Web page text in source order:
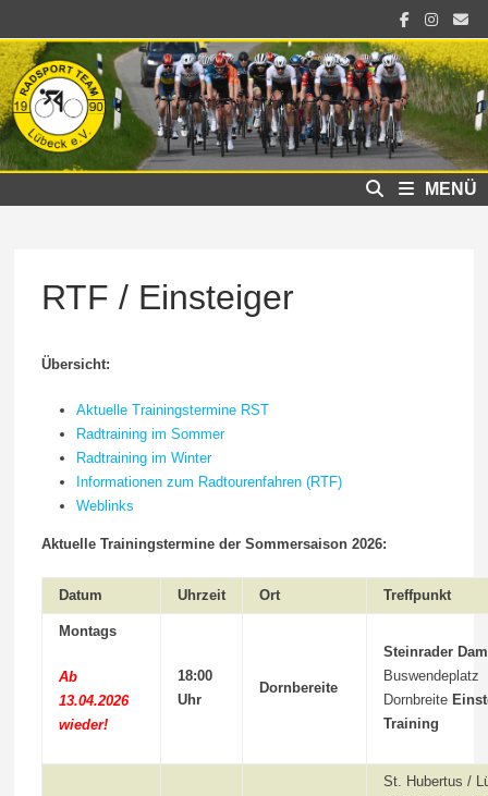
springen
MENÜ
RTF / Einsteiger
Übersicht:
Aktuelle Trainingstermine RST
Radtraining im Sommer
Radtraining im Winter
Informationen zum Radtourenfahren (RTF)
Weblinks
Aktuelle Trainingstermine der Sommersaison 2026:
Datum Uhrzeit Ort Treffpunkt
Montags
Ab
13.04.2026
wieder!
18:00
Uhr
Dornbereite
Steinrader
Buswendeplatz
Dornbreite
Training
St. Hubertus /